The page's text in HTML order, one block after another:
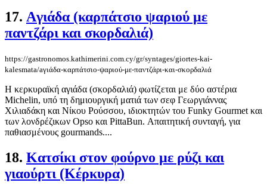
17. Aγιάδα (καρπάτσιο ψαριού με
παντζάρι και σκορδαλιά)
https://gastronomos.kathimerini.com.cy/gr/syntages/giortes-kai-
kalesmata/aγιάδα-καρπάτσιο-ψαριού-με-παντζάρι-και-σκορδαλιά
Η κερκυραϊκή αγιάδα (σκορδαλιά) φωτίζεται με δύο αστέρια
Michelin, υπό τη δημιουργική ματιά των σεφ Γεωργιάννας
Χιλιαδάκη και Νίκου Ρούσσου, ιδιοκτητών του Funky Gourmet και
των λονδρέζικων Opso και PittaBun. Απαιτητική συνταγή, για
παθιασμένους gourmands....
18. Κατσίκι στον φούρνο με ρύζι και
γιαούρτι (Κέρκυρα)